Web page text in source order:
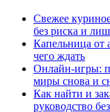
Свежее
без риска и
Капельница от
чего ждать
Онлайн-игры:
миры снова и
Как найти и
руководство